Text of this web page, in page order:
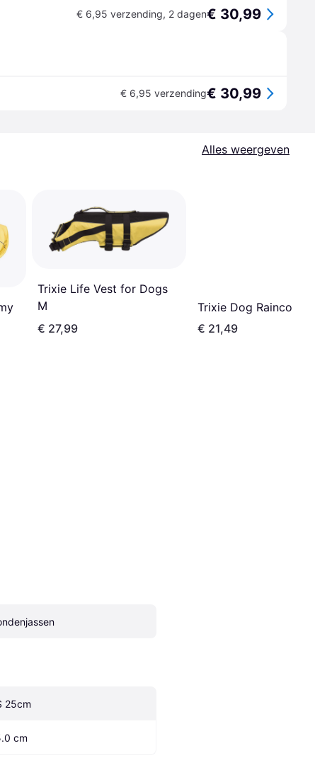
€ 6,95 verzending, 2 dagen€ 30,99
€ 6,95 verzending€ 30,99
Alles weergeven
Trixie Life Vest for Dogs
M
€ 27,99
Trixie Dog Raincoat
€ 21,49
25cm
cm